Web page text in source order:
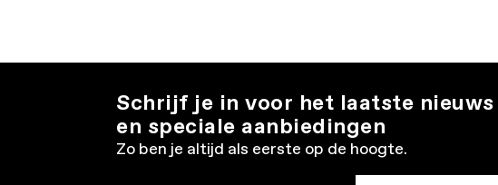
Schrijf je in voor het laatste nieuws
en speciale aanbiedingen
Zo ben je altijd als eerste op de hoogte.